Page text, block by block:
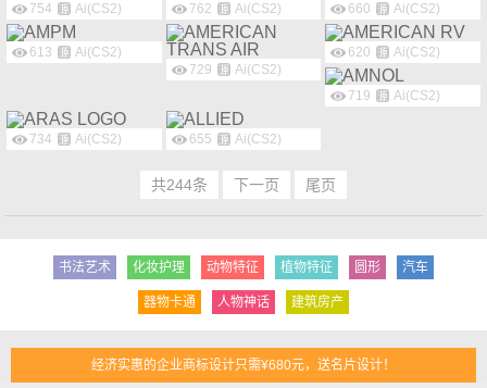
Ai(CS2)
754 Ai(CS2)
762 Ai(CS2)
660
Ai(CS2)
613 Ai(CS2)
620
Ai(CS2)
729
Ai(CS2)
719
Ai(CS2)
734 Ai(CS2)
655
共244条 下一页 尾页
书法艺术 化妆护理 动物特征 植物特征 圆形 汽车
器物卡通 人物神话 建筑房产
经济实惠的企业商标设计只需¥680元，送名片设计！